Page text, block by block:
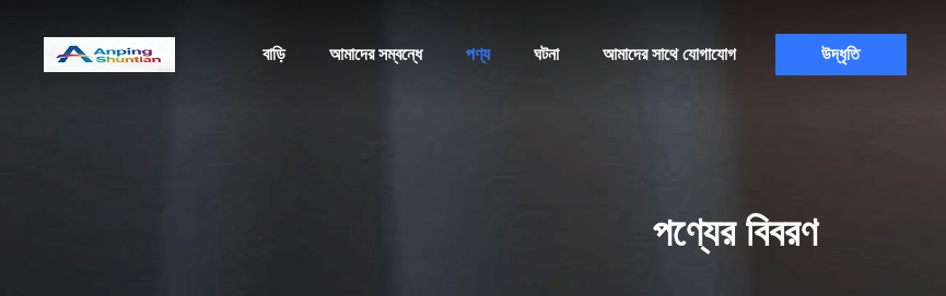
বাড়ি আমাদের সম্বন্ধে পণ্য ঘটনা আমাদের সাথে যোগাযোগ উদ্ধৃতি
পণ্যের বিবরণ